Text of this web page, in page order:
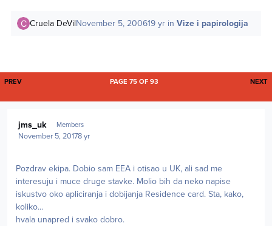
Cruela DeVilNovember 5, 200619 yr inVize i papirologija
FIRST PAGE
PREV NEXT
PAGE 75 OF 93
jms_uk Members
November 5, 20178 yr
Pozdrav ekipa. Dobio sam EEA i otisao u UK, ali sad me
interesuju i muce druge stavke. Molio bih da neko napise
iskustvo oko apliciranja i dobijanja Residence card. Sta, kako,
koliko...
hvala unapred i svako dobro.